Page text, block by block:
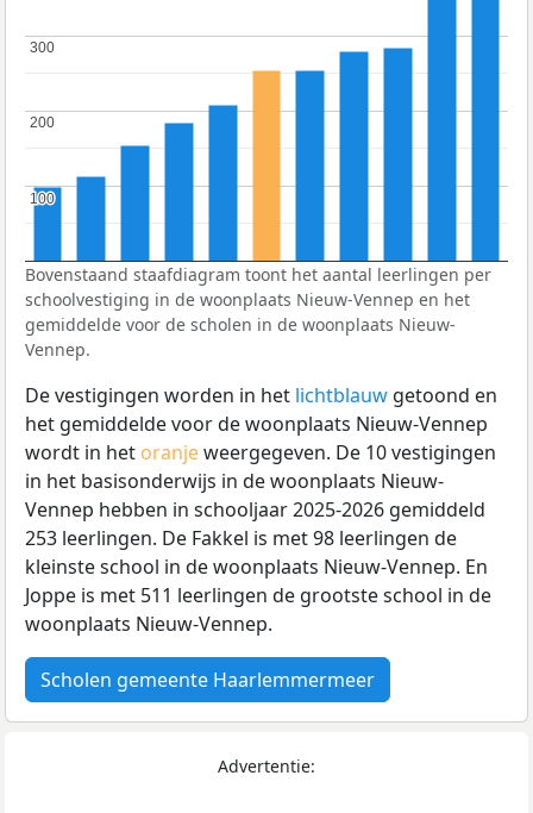
100
100
200
200
300
300
Bovenstaand staafdiagram toont het aantal leerlingen per
schoolvestiging in de woonplaats Nieuw-Vennep en het
gemiddelde voor de scholen in de woonplaats Nieuw-
Vennep.
De vestigingen worden in het lichtblauw getoond en
het gemiddelde voor de woonplaats Nieuw-Vennep
wordt in het oranjeweergegeven. De 10 vestigingen
in het basisonderwijs in de woonplaats Nieuw-
Vennep hebben in schooljaar 2025-2026 gemiddeld
253 leerlingen. De Fakkel is met 98 leerlingen de
kleinste school in de woonplaats Nieuw-Vennep. En
Joppe is met 511 leerlingen de grootste school in de
woonplaats Nieuw-Vennep.
Scholen gemeente Haarlemmermeer
Advertentie: